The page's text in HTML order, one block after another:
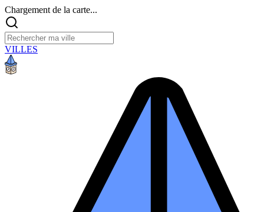
Chargement de la carte...
VILLES